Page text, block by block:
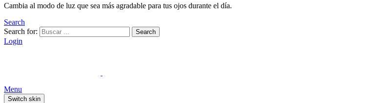
Cambia al modo de luz que sea más agradable para tus ojos durante el día.
Search
Search for:
Search
Login
Menu
Switch skin